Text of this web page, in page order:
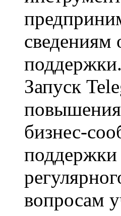
сведениям
поддержки.
Запуск
повышения
бизнес-
поддержки
вопросам